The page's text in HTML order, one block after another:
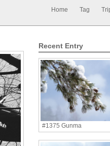
Home Tag
Recent Entry
#1375 Gunma